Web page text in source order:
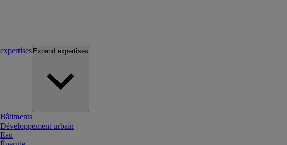
expertises Expand expertises
Bâtiments
Développement urbain
Eau